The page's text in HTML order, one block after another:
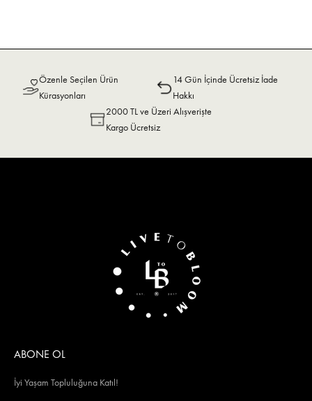
Özenle Seçilen Ürün
Kürasyonları
14 Gün İçinde Ücretsiz İade
Hakkı
2000 TL ve Üzeri Alışverişte
Kargo Ücretsiz
ABONE OL
İyi Yaşam Topluluğuna Katıl!